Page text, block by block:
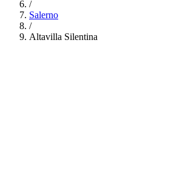
/
Salerno
/
Altavilla Silentina